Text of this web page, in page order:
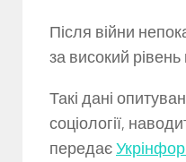
Після війни
за високий рівень
Такі дані
соціології,
передає